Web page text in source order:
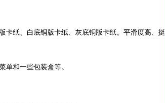
卡纸、白底铜版卡纸、灰底铜版卡纸。平滑度高、挺
单和一些包装盒等。